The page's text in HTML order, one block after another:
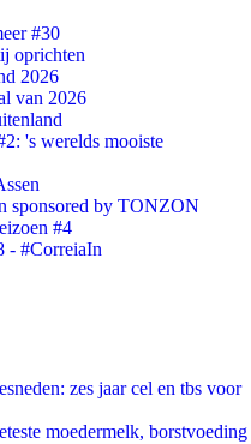
#30
oprichten
2026
van 2026
's werelds mooiste
sponsored by TONZON
#4
- #CorreiaIn
zes jaar cel en tbs voor
moedermelk, borstvoeding